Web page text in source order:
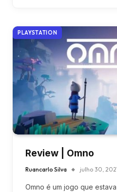
PLAYSTATION
Review | Omno
Ruancarlo Silva julho 30,
Omno é um jogo que